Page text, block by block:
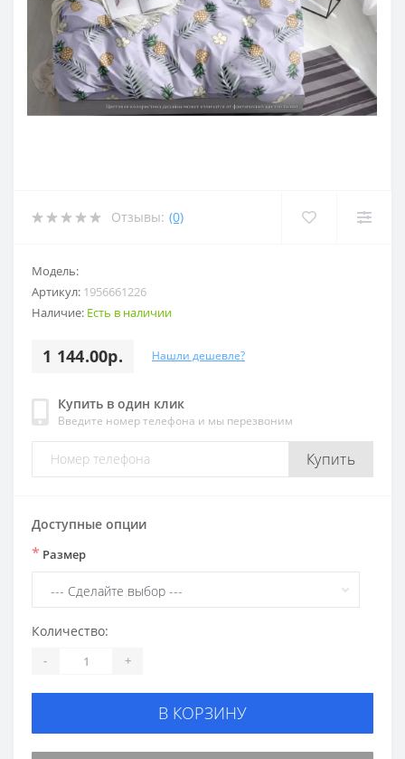
Отзывы: (0)
Модель:
Артикул: 1956661226
Наличие: Есть в наличии
1 144.00р. Нашли дешевле?
Купить в один клик
Введите номер телефона и мы перезвоним
Купить
Доступные опции
* Размер
Количество:
- +
В КОРЗИНУ